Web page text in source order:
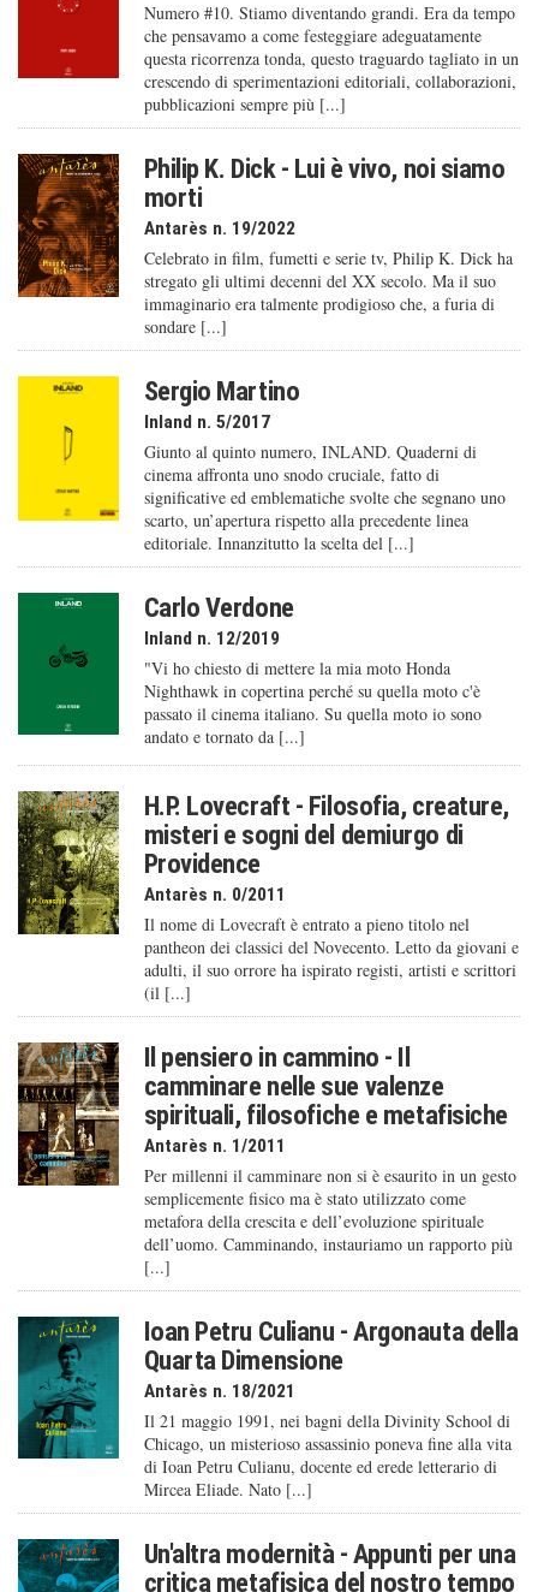
Numero #10. Stiamo diventando grandi. Era da tempo
che pensavamo a come festeggiare adeguatamente
questa ricorrenza tonda, questo traguardo tagliato in un
crescendo di sperimentazioni editoriali, collaborazioni,
pubblicazioni sempre più [...]
Philip K. Dick - Lui è vivo, noi siamo
morti
Antarès n. 19/2022
Celebrato in film, fumetti e serie tv, Philip K. Dick ha
stregato gli ultimi decenni del XX secolo. Ma il suo
immaginario era talmente prodigioso che, a furia di
sondare [...]
Sergio Martino
Inland n. 5/2017
Giunto al quinto numero, INLAND. Quaderni di
cinema affronta uno snodo cruciale, fatto di
significative ed emblematiche svolte che segnano uno
scarto, un’apertura rispetto alla precedente linea
editoriale. Innanzitutto la scelta del [...]
Carlo Verdone
Inland n. 12/2019
"Vi ho chiesto di mettere la mia moto Honda
Nighthawk in copertina perché su quella moto c'è
passato il cinema italiano. Su quella moto io sono
andato e tornato da [...]
H.P. Lovecraft - Filosofia, creature,
misteri e sogni del demiurgo di
Providence
Antarès n. 0/2011
Il nome di Lovecraft è entrato a pieno titolo nel
pantheon dei classici del Novecento. Letto da giovani e
adulti, il suo orrore ha ispirato registi, artisti e scrittori
(il [...]
Il pensiero in cammino - Il
camminare nelle sue valenze
spirituali, filosofiche e metafisiche
Antarès n. 1/2011
Per millenni il camminare non si è esaurito in un gesto
semplicemente fisico ma è stato utilizzato come
metafora della crescita e dell’evoluzione spirituale
dell’uomo. Camminando, instauriamo un rapporto più
[...]
Ioan Petru Culianu - Argonauta della
Quarta Dimensione
Antarès n. 18/2021
Il 21 maggio 1991, nei bagni della Divinity School di
Chicago, un misterioso assassinio poneva fine alla vita
di Ioan Petru Culianu, docente ed erede letterario di
Mircea Eliade. Nato [...]
Un'altra modernità - Appunti per una
critica metafisica del nostro tempo